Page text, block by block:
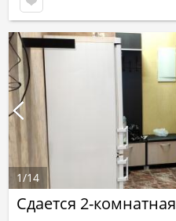
Сдается 2-
1/14